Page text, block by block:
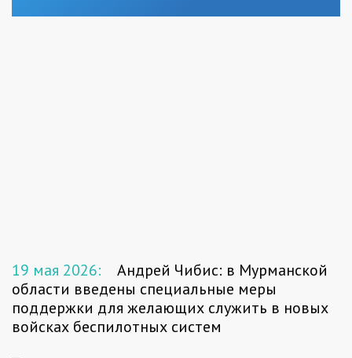
19 мая 2026:
Андрей Чибис: в Мурманской
области введены специальные меры
поддержки для желающих служить в новых
войсках беспилотных систем